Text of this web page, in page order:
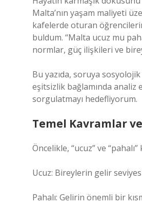
Malta’nın yaşam maliyeti
kafelerde oturan
buldum. “Malta ucuz mu
normlar, güç ilişkileri ve
Bu yazıda, soruya
eşitsizlik bağlamında analiz
sorgulatmayı hedefliyorum.
Temel Kavramlar
Öncelikle, “ucuz” ve
Ucuz: Bireylerin gelir
Pahalı: Gelirin önemli bir